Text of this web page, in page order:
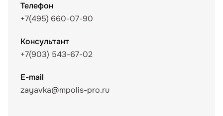
Телефон
+7(495) 660-07-90
Консультант
+7(903) 543-67-02
E-mail
zayavka@mpolis-pro.ru